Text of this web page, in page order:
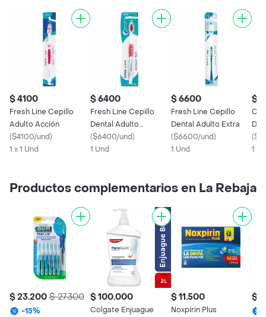
$ 4100
Fresh Line Cepillo
Adulto Acción
($4100/und)
1 x 1 Und
$ 6400
Fresh Line Cepillo
Dental Adulto
Anatómico
($6400/und)
1 Und
$ 6600
Fresh Line Cepillo
Dental Adulto Extra
($6600/und)
1 Und
$
(
1 X
Productos complementarios en La Rebaja
$ 23.200 $ 27.300
-15%
$ 100.000
Colgate Enjuague
$ 11.500
Noxpirin Plus
$